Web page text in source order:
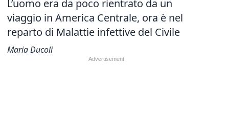
L’uomo era da poco rientrato da un
viaggio in America Centrale, ora è nel
reparto di Malattie infettive del Civile
Maria Ducoli